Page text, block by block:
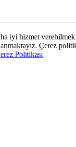
iyi hizmet
Çerez
Politikası